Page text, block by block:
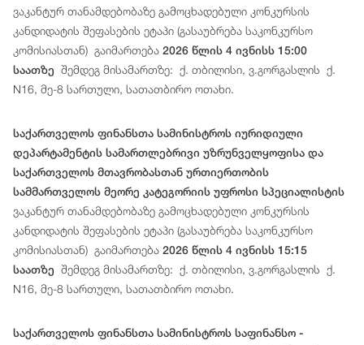
ვაკანტურ თანამდებობაზე გამოცხადებული კონკურსის
კანდიდატის შეფასების ეტაპი (გასაუბრება საკონკურსო
კომისიასთან) გაიმართება 2026 წლის 4 ივნისს 15:00
საათზე შემდეგ მისამართზე: ქ. თბილისი, ვ.გორგასლის ქ.
N16, მე-8 სართული, სათათბირო ოთახი.
საქართველოს ფინანსთა სამინისტროს იურიდიული
დეპარტამენტის სამართლებრივი უზრუნველყოფისა და
საქართველოს მთავრობასთან ურთიერთობის
სამმართველოს მეორე კატეგორიის უფროსი სპეციალისტის
ვაკანტურ თანამდებობაზე გამოცხადებული კონკურსის
კანდიდატის შეფასების ეტაპი (გასაუბრება საკონკურსო
კომისიასთან) გაიმართება 2026 წლის 4 ივნისს 15:15
საათზე შემდეგ მისამართზე: ქ. თბილისი, ვ.გორგასლის ქ.
N16, მე-8 სართული, სათათბირო ოთახი.
საქართველოს ფინანსთა სამინისტროს საფინანსო -